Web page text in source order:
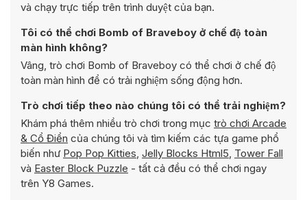
và chạy trực tiếp trên trình duyệt của bạn.
Tôi có thể chơi Bomb of Braveboy ở chế độ toàn
màn hình không?
Vâng, trò chơi Bomb of Braveboy có thể chơi ở chế độ
toàn màn hình để có trải nghiệm sống động hơn.
Trò chơi tiếp theo nào chúng tôi có thể trải nghiệm?
Khám phá thêm nhiều trò chơi trong mục trò chơi Arcade
& Cổ Điển của chúng tôi và tìm kiếm các tựa game phổ
biến như Pop Pop Kitties, Jelly Blocks Html5, Tower Fall
và Easter Block Puzzle - tất cả đều có thể chơi ngay
trên Y8 Games.